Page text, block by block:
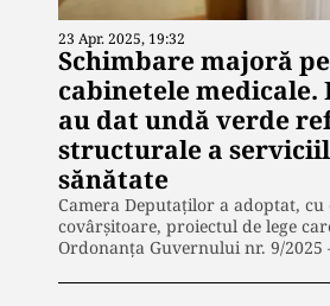
23 Apr. 2025, 19:32
Schimbare majoră
cabinetele
au dat undă verde
structurale a
sănătate
Camera Deputaților a adoptat,
covârșitoare, proiectul de lege
Ordonanța Guvernului nr. 9/2025